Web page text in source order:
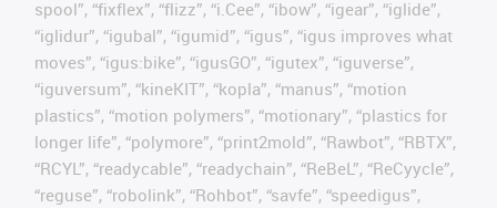
spool”, “fixflex”, “flizz”, “i.Cee”, “ibow”, “igear”, “iglide”,
“iglidur”, “igubal”, “igumid”, “igus”, “igus improves what
moves”, “igus:bike”, “igusGO”, “igutex”, “iguverse”,
“iguversum”, “kineKIT”, “kopla”, “manus”, “motion
plastics”, “motion polymers”, “motionary”, “plastics for
longer life”, “polymore”, “print2mold”, “Rawbot”, “RBTX”,
“RCYL”, “readycable”, “readychain”, “ReBeL”, “ReCyycle”,
“reguse”, “robolink”, “Rohbot”, “savfe”, “speedigus”,